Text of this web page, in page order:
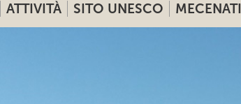
ATTIVITÀ SITO UNESCO